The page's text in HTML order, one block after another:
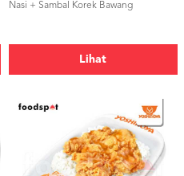
Nasi + Sambal Korek Bawang
Lihat